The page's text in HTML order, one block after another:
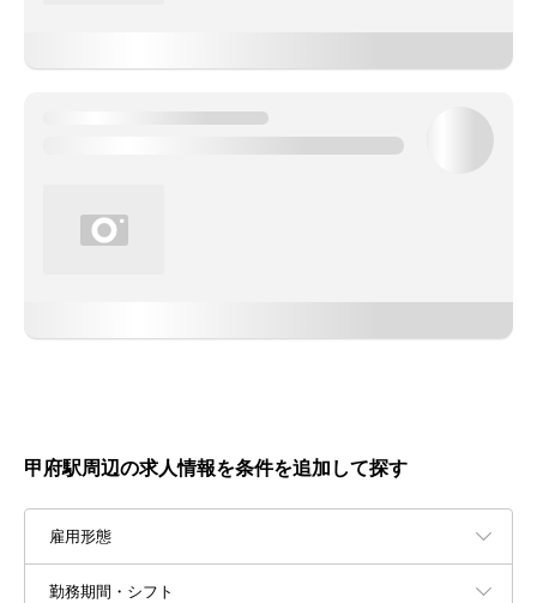
甲府駅周辺の求人情報を条件を追加して探す
雇用形態
勤務期間・シフト